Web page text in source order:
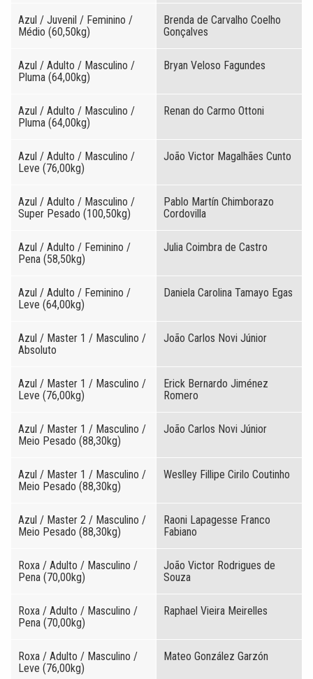
Azul / Juvenil / Feminino /
Médio (60,50kg)
Brenda de Carvalho Coelho
Gonçalves
Azul / Adulto / Masculino /
Pluma (64,00kg)
Bryan Veloso Fagundes
Azul / Adulto / Masculino /
Pluma (64,00kg)
Renan do Carmo Ottoni
Azul / Adulto / Masculino /
Leve (76,00kg)
João Victor Magalhães Cunto
Azul / Adulto / Masculino /
Super Pesado (100,50kg)
Pablo Martín Chimborazo
Cordovilla
Azul / Adulto / Feminino /
Pena (58,50kg)
Julia Coimbra de Castro
Azul / Adulto / Feminino /
Leve (64,00kg)
Daniela Carolina Tamayo Egas
Azul / Master 1 / Masculino /
Absoluto
João Carlos Novi Júnior
Azul / Master 1 / Masculino /
Leve (76,00kg)
Erick Bernardo Jiménez
Romero
Azul / Master 1 / Masculino /
Meio Pesado (88,30kg)
João Carlos Novi Júnior
Azul / Master 1 / Masculino /
Meio Pesado (88,30kg)
Weslley Fillipe Cirilo Coutinho
Azul / Master 2 / Masculino /
Meio Pesado (88,30kg)
Raoni Lapagesse Franco
Fabiano
Roxa / Adulto / Masculino /
Pena (70,00kg)
João Victor Rodrigues de
Souza
Roxa / Adulto / Masculino /
Pena (70,00kg)
Raphael Vieira Meirelles
Roxa / Adulto / Masculino /
Leve (76,00kg)
Mateo González Garzón